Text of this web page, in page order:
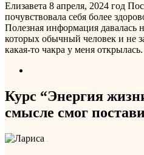
Елизавета 8 апреля, 2024 год
почувствовала себя более
Полезная информация давалась
которых обычный человек и не
какая-то чакра у меня
Курс “Энергия
смысле смог